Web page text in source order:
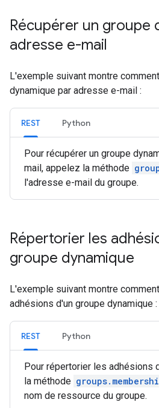
Récupérer un groupe
adresse e-mail
L'exemple suivant montre
dynamique par adresse e-mail :
REST Python
Pour récupérer un groupe
mail, appelez la méthode
l'adresse e-mail du groupe.
Répertorier les
groupe dynamique
L'exemple suivant montre
adhésions d'un groupe dynamique :
REST Python
Pour répertorier les adhésions
la méthode
nom de ressource du groupe.